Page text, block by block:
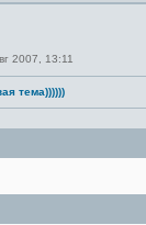
2007, 13:11
тема))))))